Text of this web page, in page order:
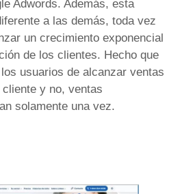
Adwords. Además, esta
a las demás, toda vez
un crecimiento exponencial
de los clientes. Hecho que
usuarios de alcanzar ventas
y no, ventas
solamente una vez.